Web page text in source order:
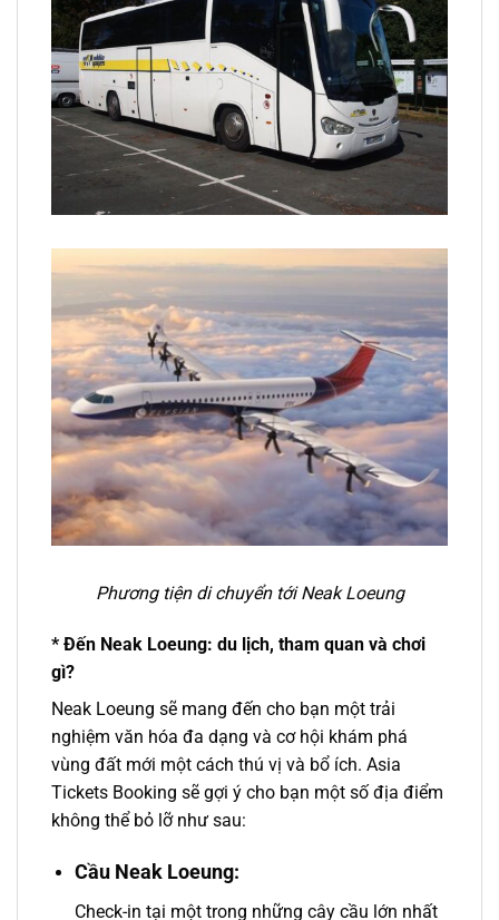
Phương tiện di chuyển tớiNeak Loeung
* Đến Neak Loeung: du lịch, tham quan và chơi
gì?
Neak Loeung sẽ mang đến cho bạn một trải
nghiệm văn hóa đa dạng và cơ hội khám phá
vùng đất mới một cách thú vị và bổ ích. Asia
Tickets Booking sẽ gợi ý cho bạn một số địa điểm
không thể bỏ lỡ như sau:
Cầu Neak Loeung:
Check-in tại một trong những cây cầu lớn nhất